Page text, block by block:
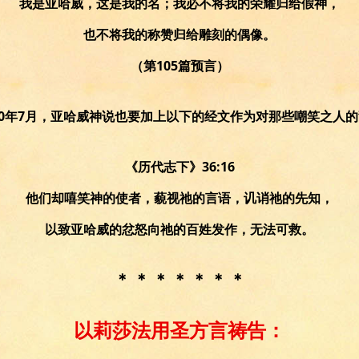
也不将我的称赞归给雕刻的偶像。
（第105篇预言）
年7月，亚哈威神说也要加上以下的经文作为对那些嘲笑之人
《历代志下》36:16
他们却嘻笑神的使者，藐视祂的言语，讥诮祂的先知，
以致亚哈威的忿怒向祂的百姓发作，无法可救。
＊ ＊ ＊ ＊ ＊ ＊ ＊
以莉莎法用圣方言祷告：